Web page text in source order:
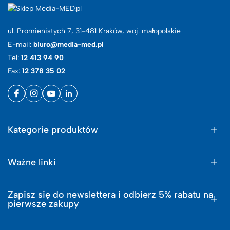
ul. Promienistych 7, 31-481 Kraków, woj. małopolskie
E-mail: biuro@media-med.pl
Tel: 12 413 94 90
Fax: 12 378 35 02
Kategorie produktów
Ważne linki
Zapisz się do newslettera i odbierz 5% rabatu na
pierwsze zakupy